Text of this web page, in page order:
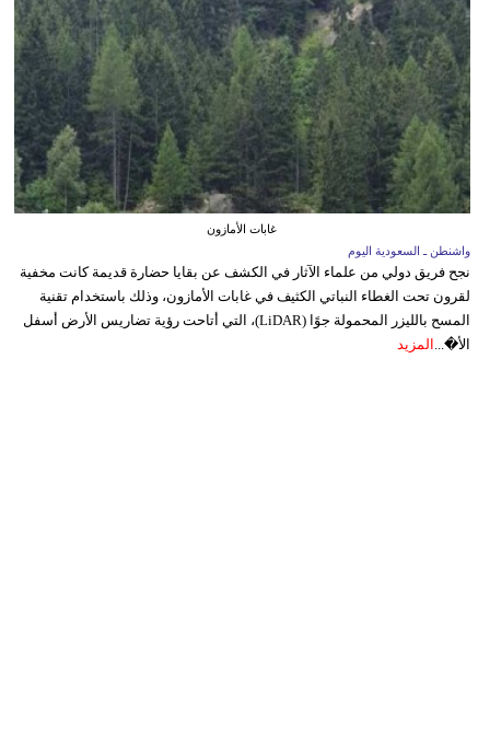
غابات الأمازون
واشنطن ـ السعودية اليوم
نجح فريق دولي من علماء الآثار في الكشف عن بقايا حضارة قديمة كانت مخفية
لقرون تحت الغطاء النباتي الكثيف في غابات الأمازون، وذلك باستخدام تقنية
المسح بالليزر المحمولة جوًا (LiDAR)، التي أتاحت رؤية تضاريس الأرض أسفل
الأ�... المزيد